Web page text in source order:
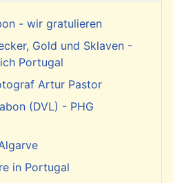
- wir gratulieren
Gold und Sklaven -
Portugal
Artur Pastor
(DVL) - PHG
in Portugal